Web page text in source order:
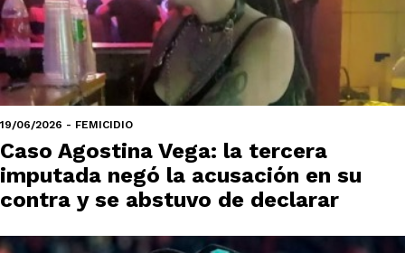
19/06/2026 - FEMICIDIO
Caso Agostina Vega: la tercera
imputada negó la acusación en su
contra y se abstuvo de declarar